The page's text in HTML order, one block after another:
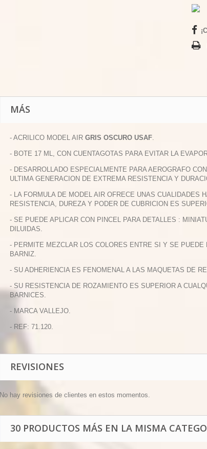
MÁS
- ACRILICO MODEL AIR GRIS OSCURO USAF.
- BOTE 17 ML, CON CUENTAGOTAS PARA EVITAR LA
- DESARROLLADO ESPECIALMENTE PARA AEROGRAFO
ULTIMA GENERACION DE EXTREMA RESISTENCIA Y
- LA FORMULA DE MODEL AIR OFRECE UNAS CUALIDADES
RESISTENCIA, DUREZA Y PODER DE CUBRICION ES
- SE PUEDE APLICAR CON PINCEL PARA DETALLES :
DILUIDAS.
- PERMITE MEZCLAR LOS COLORES ENTRE SI Y SE PUEDE
BARNIZ.
- SU ADHERIENCIA ES FENOMENAL A LAS MAQUETAS DE
- SU RESISTENCIA DE ROZAMIENTO ES SUPERIOR A
BARNICES.
- MARCA VALLEJO.
- REF: 71.120.
REVISIONES
No hay revisiones de clientes en estos momentos.
30 PRODUCTOS MÁS EN LA MISMA